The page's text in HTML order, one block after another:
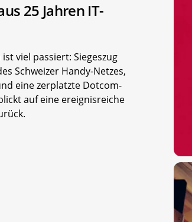
25 Jahren IT-
viel passiert: Siegeszug
Schweizer Handy-Netzes,
eine zerplatzte Dotcom-
auf eine ereignisreiche